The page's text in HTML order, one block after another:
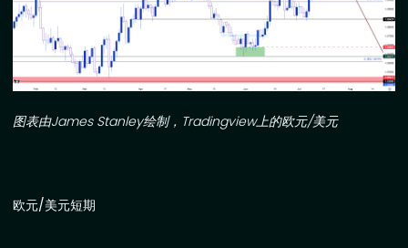
图表由James Stanley绘制， Tradingview上的欧元/美元
欧元/美元短期